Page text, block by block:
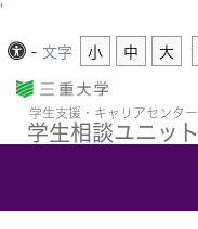
'
- 文字 小 中 大
学生支援・キャリアセンター
学生相談ユニット